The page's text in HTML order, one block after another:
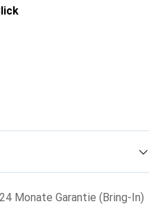
24 Monate Garantie (Bring-In)